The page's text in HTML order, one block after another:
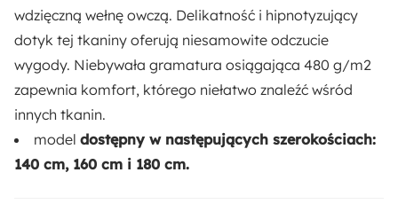
Materac:
Nie
Pojemnik na pościel:
Tak
Dostępne oświetlenie:
wdzięczną wełnę owczą. Delikatność i hipnotyzujący
dotyk tej tkaniny oferują niesamowite odczucie
wygody. Niebywała gramatura osiągająca 480 g/m2
zapewnia komfort, którego niełatwo znaleźć wśród
innych tkanin.
model dostępny w następujących szerokościach:
140 cm, 160 cm i 180 cm.